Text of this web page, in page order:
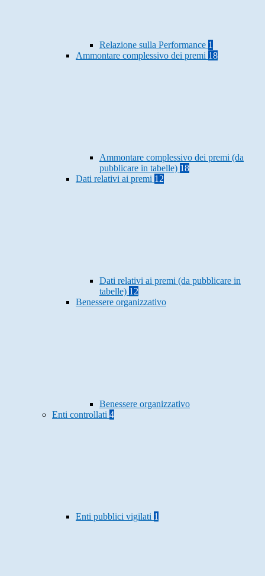
Relazione sulla Performance 1
Ammontare complessivo dei premi 18
Ammontare complessivo dei premi (da
pubblicare in tabelle) 18
Dati relativi ai premi 12
Dati relativi ai premi (da pubblicare in
tabelle) 12
Benessere organizzativo
Benessere organizzativo
Enti controllati 4
Enti pubblici vigilati 1